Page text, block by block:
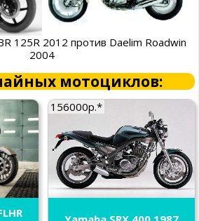
125R 2012 против Daelim Roadwin
2004
мотоциклов:
156000р.*